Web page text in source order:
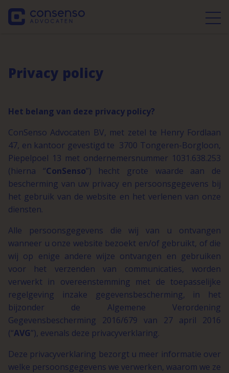
Privacy policy
Het belang van deze privacy policy?
ConSenso Advocaten BV, met zetel te Henry Fordlaan
47, en kantoor gevestigd te 3700 Tongeren-Borgloon,
Piepelpoel 13 met ondernemersnummer 1031.638.253
(hierna “ConSenso”) hecht grote waarde aan de
bescherming van uw privacy en persoonsgegevens bij
het gebruik van de website en het verlenen van onze
diensten.
Alle persoonsgegevens die wij van u ontvangen
wanneer u onze website bezoekt en/of gebruikt, of die
wij op enige andere wijze ontvangen en gebruiken
voor het verzenden van communicaties, worden
verwerkt in overeenstemming met de toepasselijke
regelgeving inzake gegevensbescherming, in het
bijzonder de Algemene Verordening
Gegevensbescherming 2016/679 van 27 april 2016
(“AVG”), evenals deze privacyverklaring.
Deze privacyverklaring bezorgt u meer informatie over
welke persoonsgegevens we verwerken, waarom we ze